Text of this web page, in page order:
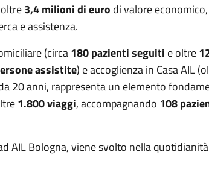
3,4 milioni di euro di valore
e assistenza.
(circa180 pazienti seguiti e oltre
assistite) e accoglienza in Casa AIL
20 anni, rappresenta un elemento
1.800 viaggi, accompagnando 108
AIL Bologna, viene svolto nella